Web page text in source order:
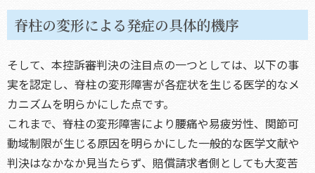
脊柱の変形による発症の具体的機序
そして、本控訴審判決の注目点の一つとしては、以下の事
実を認定し、脊柱の変形障害が各症状を生じる医学的なメ
カニズムを明らかにした点です。
これまで、脊柱の変形障害により腰痛や易疲労性、関節可
動域制限が生じる原因を明らかにした一般的な医学文献や
判決はなかなか見当たらず、賠償請求者側としても大変苦